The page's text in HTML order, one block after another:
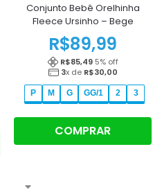
Conjunto Bebê Orelhinha
Fleece Ursinho – Bege
R$89,99
R$85,49 5% off
3x de R$30,00
P M G GG/1 2 3
COMPRAR